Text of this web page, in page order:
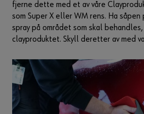
fjerne dette med et av våre
som Super X eller WM rens. Ha såpen
spray på området som skal behandles,
clayproduktet. Skyll deretter av med